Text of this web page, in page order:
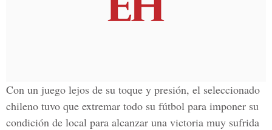
Con un juego lejos de su toque y presión, el seleccionado
chileno tuvo que extremar todo su fútbol para imponer su
condición de local para alcanzar una victoria muy sufrida